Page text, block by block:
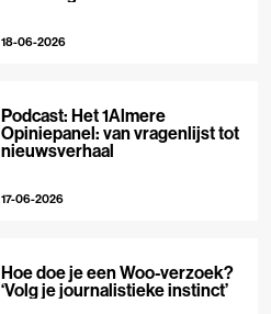
18-06-2026
Podcast: Het 1Almere
Opiniepanel: van vragenlijst tot
nieuwsverhaal
17-06-2026
Hoe doe je een Woo-verzoek?
‘Volg je journalistieke instinct’